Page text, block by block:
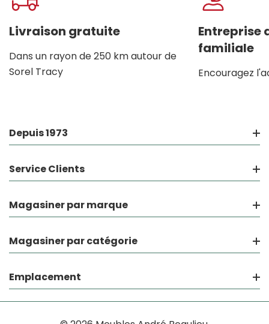
personnalisé
Livraison gratuite
Dans un rayon de 250 km autour de
Sorel Tracy
Entreprise
familiale
Encouragez
Depuis 1973
Service Clients
Magasiner par marque
Magasiner par catégorie
Emplacement